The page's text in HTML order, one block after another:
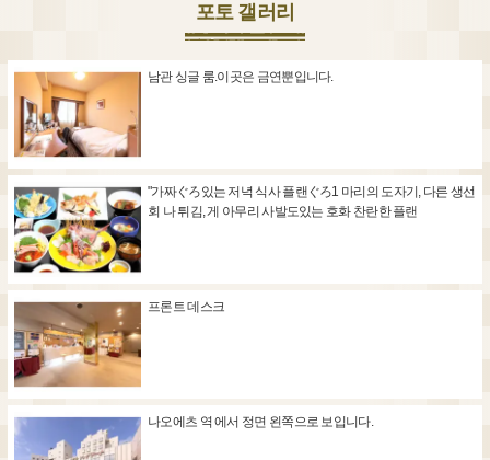
포토 갤러리
남관 싱글 룸.이곳은 금연뿐입니다.
"가짜ぐろ있는 저녁 식사 플랜ぐろ1 마리의 도자기, 다른 생선
회 나 튀김, 게 아무리 사발도있는 호화 찬란한 플랜
프론트 데스크
나오에츠 역 에서 정면 왼쪽으로 보입니다.